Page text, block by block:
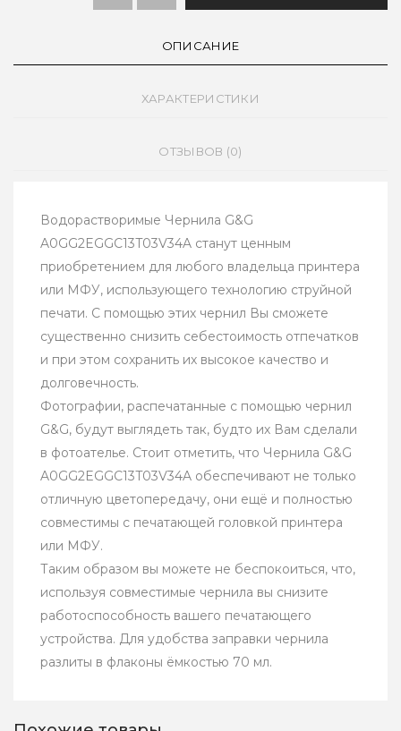
ОПИСАНИЕ
ХАРАКТЕРИСТИКИ
ОТЗЫВОВ (0)
Водорастворимые Чернила G&G
A0GG2EGGC13T03V34A станут ценным
приобретением для любого владельца принтера
или МФУ, использующего технологию струйной
печати. С помощью этих чернил Вы сможете
существенно снизить себестоимость отпечатков
и при этом сохранить их высокое качество и
долговечность.
Фотографии, распечатанные с помощью чернил
G&G, будут выглядеть так, будто их Вам сделали
в фотоателье. Стоит отметить, что Чернила G&G
A0GG2EGGC13T03V34A обеспечивают не только
отличную цветопередачу, они ещё и полностью
совместимы с печатающей головкой принтера
или МФУ.
Таким образом вы можете не беспокоиться, что,
используя совместимые чернила вы снизите
работоспособность вашего печатающего
устройства. Для удобства заправки чернила
разлиты в флаконы ёмкостью 70 мл.